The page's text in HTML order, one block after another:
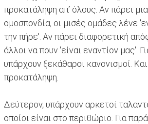
προκατάληψη απ’ όλους. Αν πάρει
ομοσπονδία, οι μισές ομάδες λένε
την πήρε'. Αν πάρει διαφορετική
άλλοι να πουν 'είναι εναντίον μας'.
υπάρχουν ξεκάθαροι κανονισμοί. Και
προκατάληψη.
Δεύτερον, υπάρχουν αρκετοί
οποίοι είναι στο περιθώριο. Για